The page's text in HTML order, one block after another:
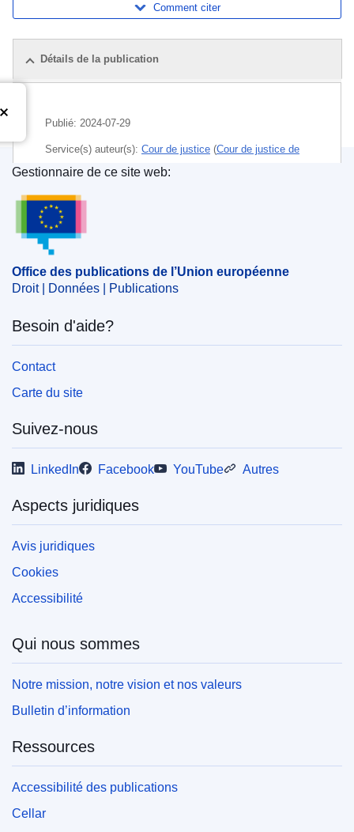
Comment citer
Détails de la publication
Publié: 2024-07-29
Service(s) auteur(s): Cour de justice (Cour de justice de
l’Union européenne)
Sujet:aide à l'agriculture
d'éligibilité
paiements directs UE
CELEX : 62022CA0731
IMMC : ARR-C-0731-2022
Office des publications de l’Union européenne
Gestionnaire de ce site web:
Office des publications de l’Union européenne
Droit | Données | Publications
Besoin d'aide?
Contact
Carte du site
Suivez-nous
LinkedIn Facebook YouTube Autres
Aspects juridiques
Avis juridiques
Cookies
Accessibilité
Qui nous sommes
Notre mission, notre vision et nos valeurs
Bulletin d’information
Ressources
Accessibilité des publications
Cellar